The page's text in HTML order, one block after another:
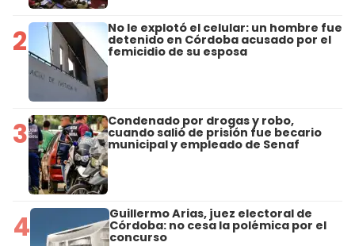
2 No le explotó el celular: un hombre fue
detenido en Córdoba acusado por el
femicidio de su esposa
3 Condenado por drogas y robo,
cuando salió de prisión fue becario
municipal y empleado de Senaf
4 Guillermo Arias, juez electoral de
Córdoba: no cesa la polémica por el
concurso